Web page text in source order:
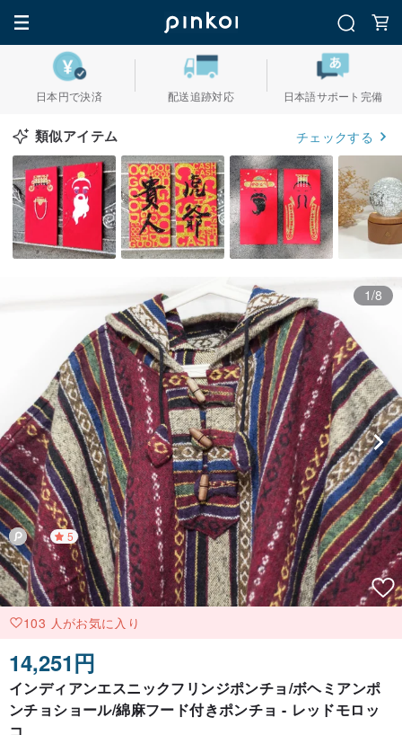
日本円で決済 配送追跡対応 日本語サポート完備
類似アイテム チェックする
1/8
5
103 人がお気に入り
14,251円
インディアンエスニックフリンジポンチョ/ボヘミアンポ
ンチョショール/綿麻フード付きポンチョ - レッドモロッ